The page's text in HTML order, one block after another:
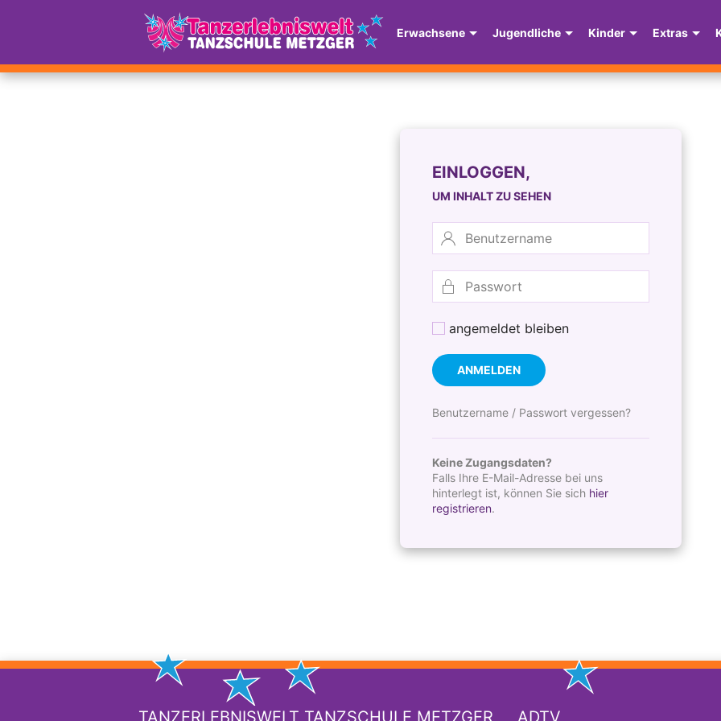
Erwachsene Jugendliche Kinder Extras
EINLOGGEN,
UM INHALT ZU SEHEN
angemeldet bleiben
ANMELDEN
Benutzername / Passwort vergessen?
Keine Zugangsdaten?
Falls Ihre E-Mail-Adresse bei uns
hinterlegt ist, können Sie sich hier
registrieren.
TANZERLEBNISWELT TANZSCHULE METZGER ADTV